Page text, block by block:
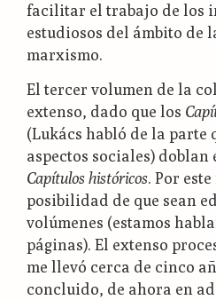
facilitar el trabajo de los
estudiosos del ámbito de
marxismo.
El tercer volumen de la
extenso, dado que los
(Lukács habló de la parte
aspectos sociales) doblan
Capítulos históricos. Por
posibilidad de que sean
volúmenes (estamos
páginas). El extenso
me llevó cerca de cinco
concluido, de ahora en